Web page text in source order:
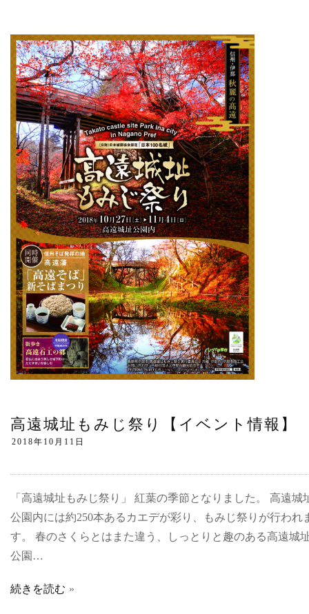
高遠城址もみじ祭り【イベント情報】
「高遠城址もみじ祭り」 紅葉の季節となりました。 高遠城
公園内には約250本あるカエデが彩り、もみじ祭りが行われ
す。 春のさくらとはまた違う、しっとりと趣のある高遠城
公園…
続きを読む